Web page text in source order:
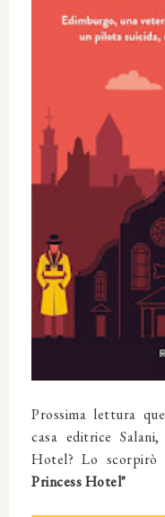
Prossima lettura
casa editrice
Hotel? Lo scorpirò
Princess Hotel"